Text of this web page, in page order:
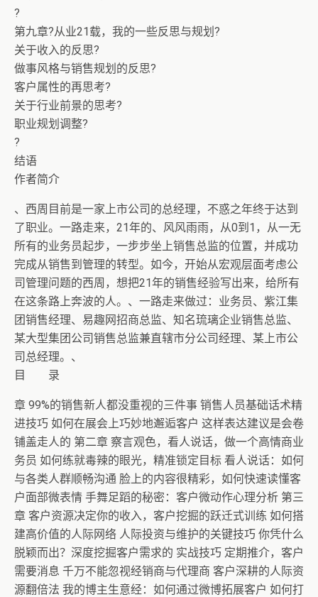
?
第九章?从业21载，我的一些反思与规划?
关于收入的反思?
做事风格与销售规划的反思?
客户属性的再思考?
关于行业前景的思考?
职业规划调整?
?
结语
作者简介
、西周目前是一家上市公司的总经理，不惑之年终于达到
了职业。一路走来，21年的、风风雨雨，从0到1，从一无
所有的业务员起步，一步步坐上销售总监的位置，并成功
完成从销售到管理的转型。如今，开始从宏观层面考虑公
司管理问题的西周，想把21年的销售经验写出来，给所有
在这条路上奔波的人。、一路走来做过：业务员、紫江集
团销售经理、易趣网招商总监、知名琉璃企业销售总监、
某大型集团公司销售总监兼直辖市分公司经理、某上市公
司总经理。、
目 录
章 99%的销售新人都没重视的三件事 销售人员基础话术精
进技巧 如何在展会上巧妙地邂逅客户 这样表达建议是会卷
铺盖走人的 第二章 察言观色，看人说话，做一个高情商业
务员 如何练就毒辣的眼光，精准锁定目标 看人说话：如何
与各类人群顺畅沟通 脸上的内容很精彩，如何快速读懂客
户面部微表情 手舞足蹈的秘密：客户微动作心理分析 第三
章 客户资源决定你的收入，客户挖掘的跃迁式训练 如何搭
建高价值的人际网络 人际投资与维护的关键技巧 你凭什么
脱颖而出？深度挖掘客户需求的 实战技巧 定期推介，客户
需要消息 千万不能忽视经销商与代理商 客户深耕的人际资
源翻倍法 我的博主生意经：如何通过微博拓展客户 如何打